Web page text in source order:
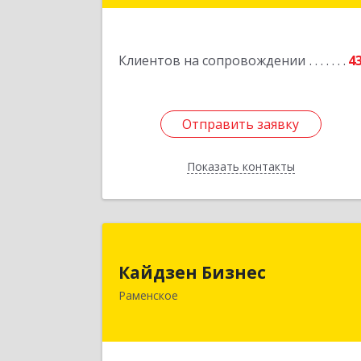
Клиентов на сопровождении
Отправить заявку
Показать контакты
Отправить заявку
Назад
Кайдзен Бизнес
Раменское
140165, Московская обл, Раменское г,
Гжельского Кирпичного Завода п,